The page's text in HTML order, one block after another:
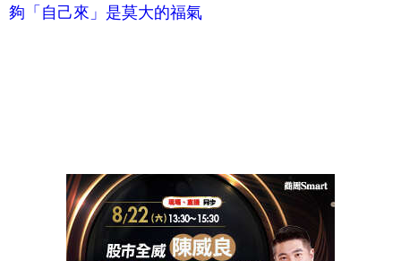
夠「自己來」是莫大的福氣